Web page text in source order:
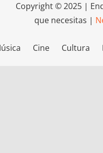
Copyright © 2025 |
que necesitas |
Cine Cultura